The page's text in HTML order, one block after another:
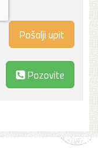
Pozovite